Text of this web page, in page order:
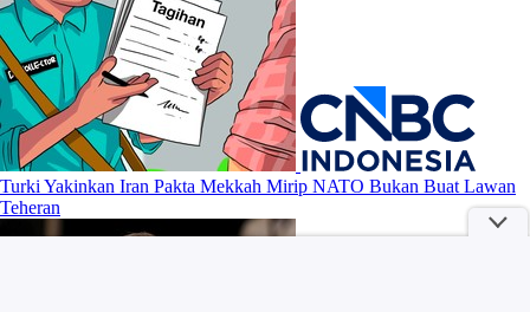
Turki Yakinkan Iran Pakta Mekkah Mirip NATO Bukan Buat Lawan
Teheran